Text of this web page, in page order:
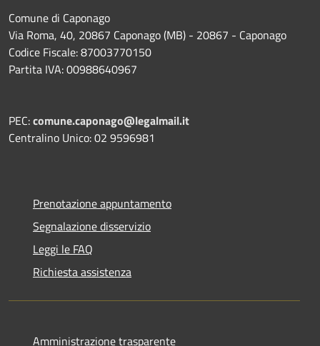
Comune di Caponago
Via Roma, 40, 20867 Caponago (MB) - 20867 - Caponago
Codice Fiscale: 87003770150
Partita IVA: 00988640967
PEC:comune.caponago@legalmail.it
Centralino Unico: 02 9596981
Prenotazione appuntamento
Segnalazione disservizio
Leggi le FAQ
Richiesta assistenza
Amministrazione trasparente